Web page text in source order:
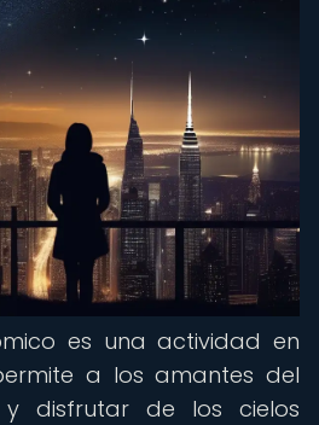
es una actividad en
a los amantes del
y disfrutar de los cielos